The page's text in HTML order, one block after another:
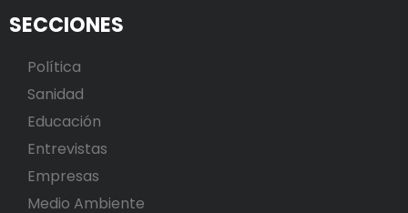
SECCIONES
Política
Sanidad
Educación
Entrevistas
Empresas
Medio Ambiente